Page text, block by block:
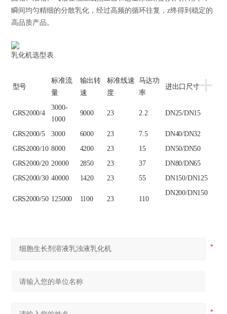
瞬间均匀精细的分散乳化，经过高频的循环往复，z终得到稳定的
高品质产品。
​乳化机选型表
+
型号
标准流
量
输出转
速
标准线速
度
马达功
率
进出口尺寸
GRS2000/4
3000-
1000
9000 23 2.2 DN25/DN15
GRS2000/5 3000 6000 23 7.5
DN40/DN32
GRS2000/10 8000 4200 23 15
DN50/DN50
GRS2000/20 20000 2850 23 37
DN80/DN65
GRS2000/30 40000 1420 23 55 DN150/DN125
GRS2000/50 125000 1100 23 110
DN200/DN150